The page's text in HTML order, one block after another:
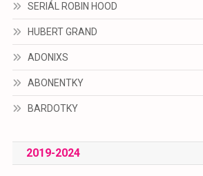
SERIÁL ROBIN HOOD
HUBERT GRAND
ADONIXS
ABONENTKY
BARDOTKY
2019-2024